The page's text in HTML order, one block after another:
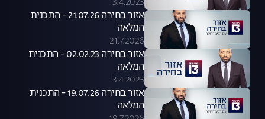
אזור בחירה 21.07.26 - התכנית
המלאה
21.7.2026
אזור בחירה 02.02.23 - התכנית
המלאה
3.4.2023
אזור בחירה 19.07.26 - התכנית
המלאה